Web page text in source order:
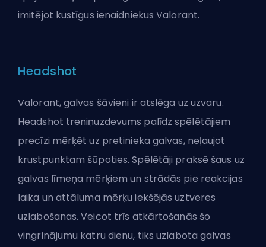
imitējot kustīgus ienaidniekus Valorant.
Headshot
Valorant, galvas šāvieni ir atslēga uz uzvaru.
Headshot treniņuzdevums palīdz spēlētājiem
precīzi mērķēt uz pretinieka galvas, neļaujot
krustpunktam šūpoties. Spēlētāji praksē šaus uz
galvas līmeņa mērķiem un strādās pie reakcijas
laika un attāluma mērķu iekšējās uztveres
uzlabošanas. Veicot trīs atkārtošanās šo
vingrinājumu katru dienu, tiks uzlabota galvas